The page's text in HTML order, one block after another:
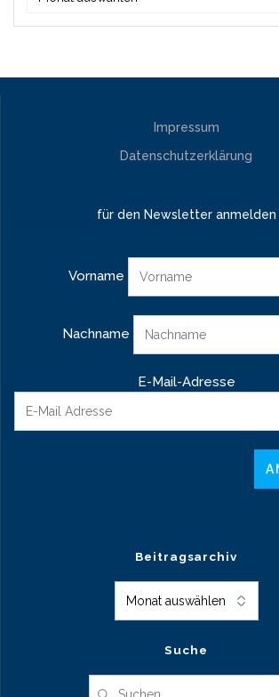
Impressum
Datenschutzerklärung
für den Newsletter anmelden
Vorname
Nachname
E-Mail-Adresse
Beitragsarchiv
Suche